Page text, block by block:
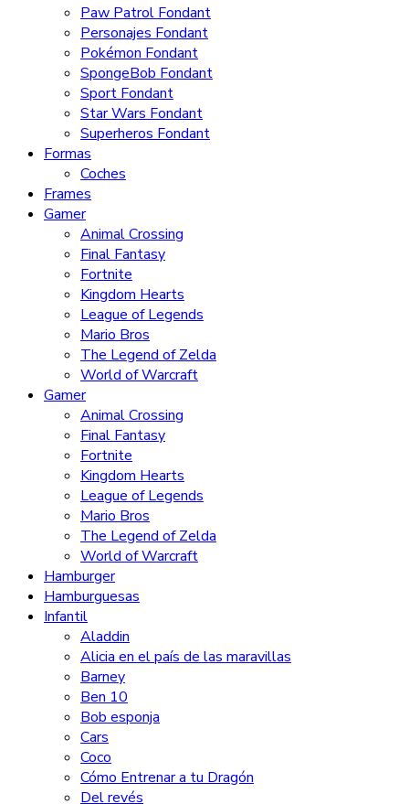
Paw Patrol Fondant
Personajes Fondant
Pokémon Fondant
SpongeBob Fondant
Sport Fondant
Star Wars Fondant
Superheros Fondant
Formas
Coches
Frames
Gamer
Animal Crossing
Final Fantasy
Fortnite
Kingdom Hearts
League of Legends
Mario Bros
The Legend of Zelda
World of Warcraft
Gamer
Animal Crossing
Final Fantasy
Fortnite
Kingdom Hearts
League of Legends
Mario Bros
The Legend of Zelda
World of Warcraft
Hamburger
Hamburguesas
Infantil
Aladdin
Alicia en el país de las maravillas
Barney
Ben 10
Bob esponja
Cars
Coco
Cómo Entrenar a tu Dragón
Del revés